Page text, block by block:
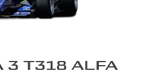
T318 Alfa